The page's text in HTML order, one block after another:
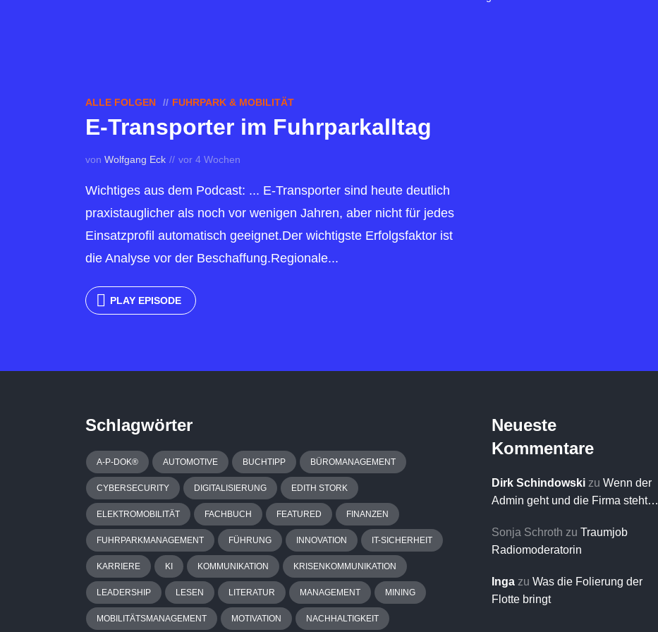
ALLE FOLGEN FUHRPARK & MOBILITÄT
E-Transporter im Fuhrparkalltag
von Wolfgang Eck vor 4 Wochen
Wichtiges aus dem Podcast: ... E-Transporter sind heute deutlich
praxistauglicher als noch vor wenigen Jahren, aber nicht für jedes
Einsatzprofil automatisch geeignet.Der wichtigste Erfolgsfaktor ist
die Analyse vor der Beschaffung.Regionale...
PLAY EPISODE
Schlagwörter
A-P-DOK® AUTOMOTIVE BUCHTIPP BÜROMANAGEMENT
CYBERSECURITY DIGITALISIERUNG EDITH STORK
ELEKTROMOBILITÄT FACHBUCH FEATURED FINANZEN
FUHRPARKMANAGEMENT FÜHRUNG INNOVATION IT-SICHERHEIT
KARRIERE KI KOMMUNIKATION KRISENKOMMUNIKATION
LEADERSHIP LESEN LITERATUR MANAGEMENT MINING
MOBILITÄTSMANAGEMENT MOTIVATION NACHHALTIGKEIT
Neueste
Kommentare
Dirk Schindowski zu Wenn der
Admin geht und die Firma steht…
Sonja Schroth zu Traumjob
Radiomoderatorin
Inga zu Was die Folierung der
Flotte bringt